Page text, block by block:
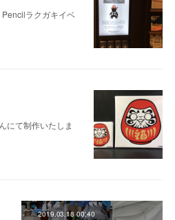
ラクガキイベ
にて制作いたしま
2019.03.18 00:40